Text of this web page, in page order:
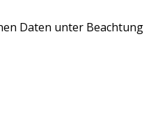
Daten unter Beachtung